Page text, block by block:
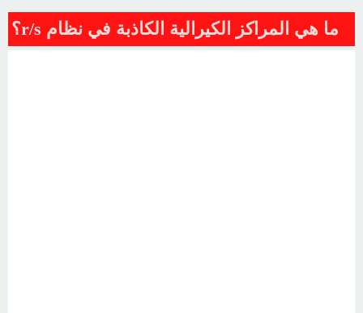
ما هي المراكز الكيرالية الكاذبة في نظام r/s؟